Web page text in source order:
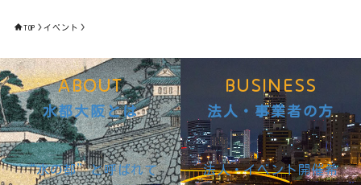
TOP イベント
ABOUT
水都大阪とは
“水の都”と呼ばれて
BUSINESS
法人・事業者の方
法人・イベント開催希